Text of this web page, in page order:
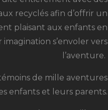
recyclésafin d’offrir un
plaisant aux enfants en
imagination s’envoler vers
l’aventure.
de mille aventures
enfants et leurs parents.